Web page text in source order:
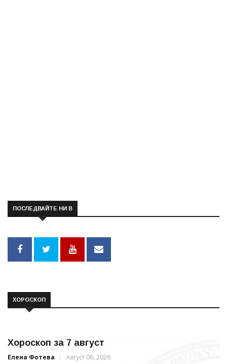
ПОСЛЕДВАЙТЕ НИ В
ХОРОСКОП
Хороскоп за 7 август
Елена Фотева Август 06, 2026